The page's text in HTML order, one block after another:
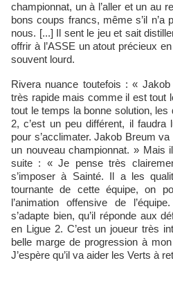
championnat, un à l’aller et un au
bons coups francs, même s’il n’a
nous. [...] Il sent le jeu et sait
offrir à l’ASSE un atout précieux
souvent lourd.
Rivera nuance toutefois : « Jakob Breum n’est pas un joueur
très rapide mais comme il est tout
tout le temps la bonne solution,
2, c’est un peu différent, il
pour s’acclimater. Jakob Breum
un nouveau championnat. » Mais
suite : « Je pense très
s’imposer à Sainté. Il a les
tournante de cette équipe, on
l’animation offensive de
s’adapte bien, qu’il réponde aux
en Ligue 2. C’est un joueur très
belle marge de progression à
J’espère qu’il va aider les Verts à